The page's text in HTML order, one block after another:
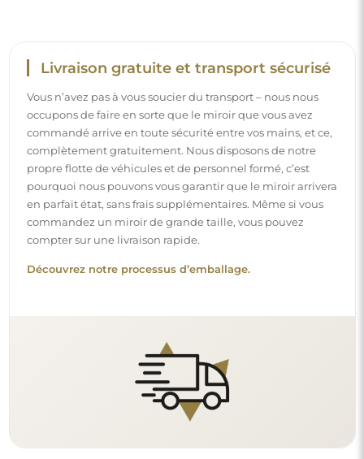
Montage facile
Nous nous chargeons de la fabrication et de la livraison
des miroirs, tandis que l’installation est à votre
responsabilité. Étant donné les particularités de chaque
standards. Cela vous offre la liberté de sélectionner les
Lire notre guide d’installation pas à pas.